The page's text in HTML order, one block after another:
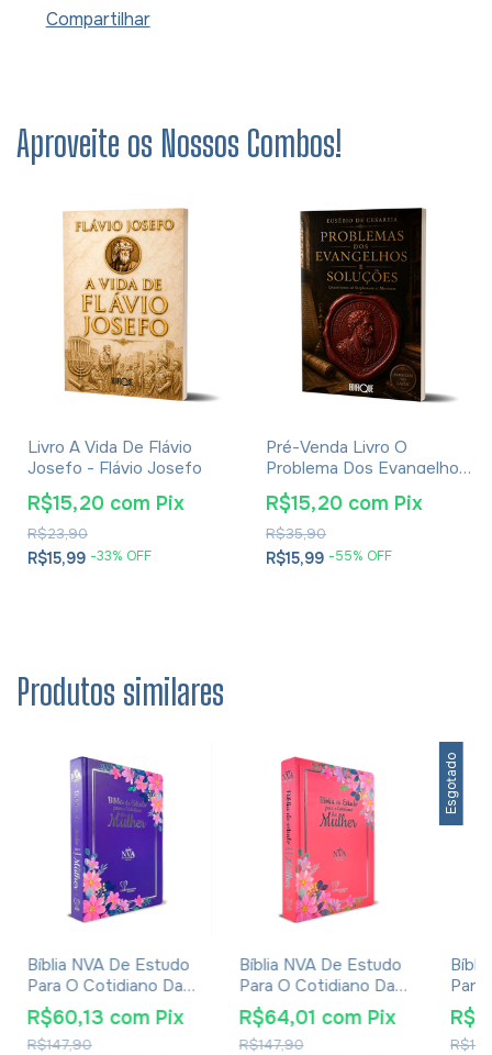
Compartilhar
Aproveite os Nossos Combos!
Livro A Vida De Flávio
Josefo - Flávio Josefo
R$15,99 -33% OFF
R$23,90
R$15,20 com Pix
Pré-Venda Livro O
Problema Dos Evangelhos
E Soluções- Eusébio De
Cesareia
R$15,99 -55% OFF
R$35,90
R$15,20 com Pix
Produtos similares
Bíblia NVA De Estudo
Para O Cotidiano Da
Mulher - Capa Dura
Lilás
R$147,90
R$60,13 com Pix
Bíblia NVA De Estudo
Para O Cotidiano Da
Mulher - Capa Dura
Rosa Intenso
R$147,90
R$64,01 com Pix
Esgotado
Para
Preta